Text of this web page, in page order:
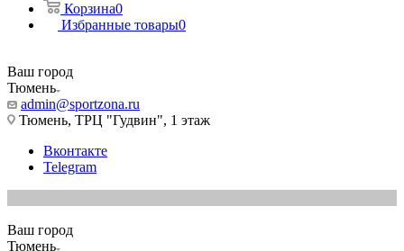
Корзина0
Избранные товары0
Ваш город
Тюмень
admin@sportzona.ru
Тюмень, ТРЦ "Гудвин", 1 этаж
Вконтакте
Telegram
Ваш город
Тюмень